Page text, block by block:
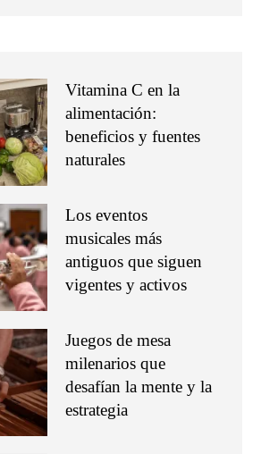
Vitamina C en la
alimentación:
beneficios y fuentes
naturales
Los eventos
musicales más
antiguos que siguen
vigentes y activos
Juegos de mesa
milenarios que
desafían la mente y la
estrategia